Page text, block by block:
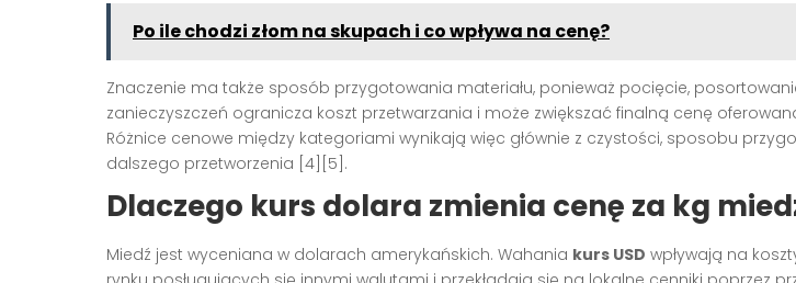
Po ile chodzi złom na skupach i co wpływa na cenę?
Znaczenie ma także sposób przygotowania materiału, ponieważ pocięcie,
zanieczyszczeń ogranicza koszt przetwarzania i może zwiększać finalną cenę
Różnice cenowe między kategoriami wynikają więc głównie z czystości, sposobu
dalszego przetworzenia [4][5].
Dlaczego kurs dolara zmienia cenę za kg
Miedź jest wyceniana w dolarach amerykańskich. Wahania kurs USD wpływają na